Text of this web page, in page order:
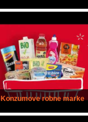
Konzumove robne marke